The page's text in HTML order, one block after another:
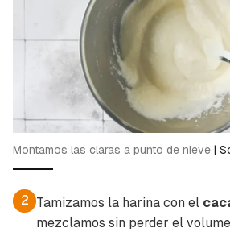
Guardar como favorito
Para poder guardar como
de iniciar sesión con tu cuenta de
Montamos las claras a punto de nieve |
2 Tamizamos la harina con el
mezclamos sin perder el
Gracias por suscribirte a